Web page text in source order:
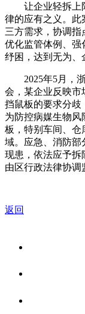
让企业轻拆上阵
律的应有之义。此
三方需求，协调指
优化监管体例、强
纾困，达到无为、
2025年5月，浙
会，某企业反映市
挡鼠板的要求分歧
为防控病媒生物风
板，特别车间、仓
域。应急、消防部
现患，依法应予拆
由区行政法律协调
返回